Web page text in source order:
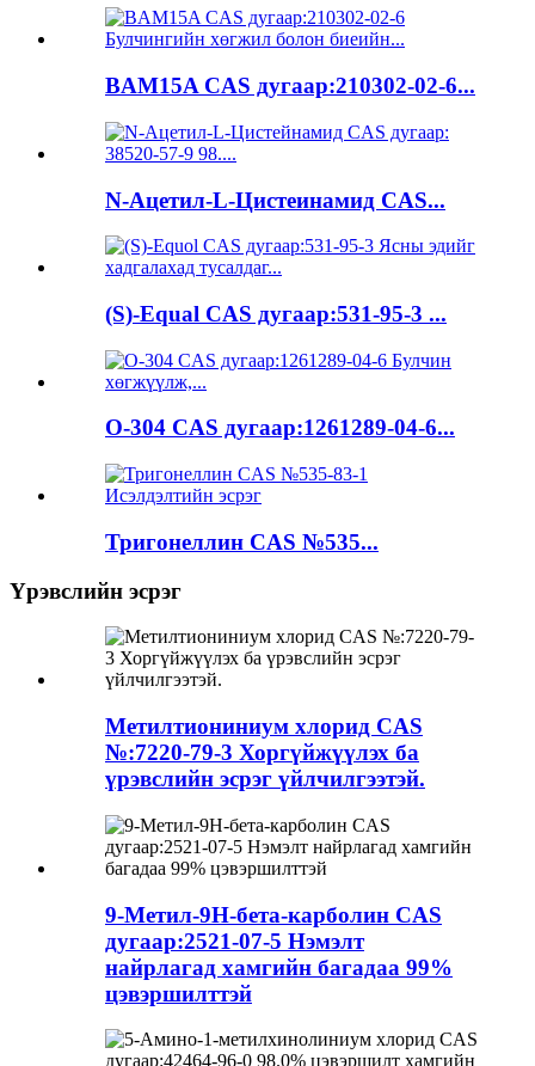
BAM15A CAS дугаар:210302-02-6...
N-Ацетил-L-Цистеинамид CAS...
(S)-Equal CAS дугаар:531-95-3 ...
O-304 CAS дугаар:1261289-04-6...
Тригонеллин CAS №535...
Үрэвслийн эсрэг
Метилтиониниум хлорид CAS
№:7220-79-3 Хоргүйжүүлэх ба
үрэвслийн эсрэг үйлчилгээтэй.
9-Метил-9H-бета-карболин CAS
дугаар:2521-07-5 Нэмэлт
найрлагад хамгийн багадаа 99%
цэвэршилттэй